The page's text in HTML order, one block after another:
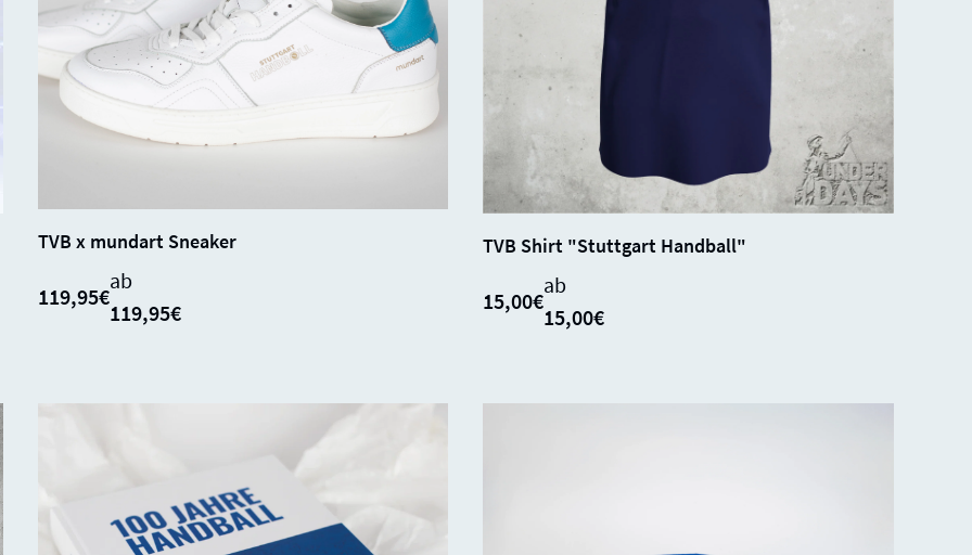
OUT
TVB x mundart Sneaker
119,95€
ab
119,95€
OUT
TVB Shirt "Stuttgart Handball"
15,00€
ab
15,00€